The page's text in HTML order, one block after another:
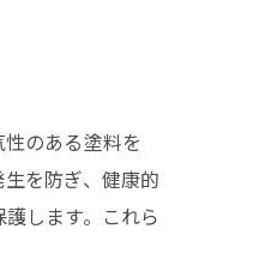
のある塗料を
を防ぎ、健康的
します。これら